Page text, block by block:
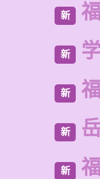
新
新
新
新
新